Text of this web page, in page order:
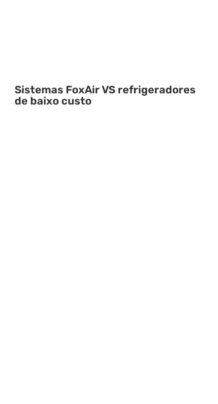
Sistemas FoxAir VS refrigeradores
de baixo custo